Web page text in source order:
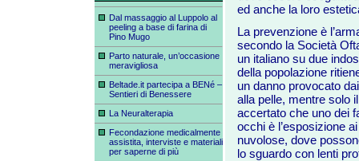
Dal massaggio al Luppolo al
peeling a base di farina di
Pino Mugo
Parto naturale, un’occasione
meravigliosa
Beltade.it partecipa a BENé –
Sentieri di Benessere
La Neuralterapia
Fecondazione medicalmente
assistita, interviste e materiali
per saperne di più
ed anche la loro
La prevenzione è
secondo la Società
un italiano su due
della popolazione
un danno provocato
alla pelle, mentre solo
accertato che uno dei
occhi è l’esposizione
nuvolose, dove
lo sguardo con lenti